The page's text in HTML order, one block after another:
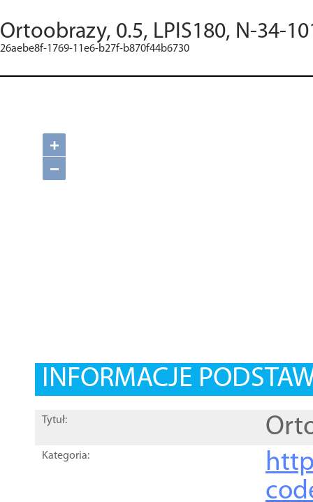
Ortoobrazy, 0.5, LPIS180, N-34-
26aebe8f-1769-11e6-b27f-b870f44b6730
+
−
INFORMACJE
Tytuł:
Kategoria: